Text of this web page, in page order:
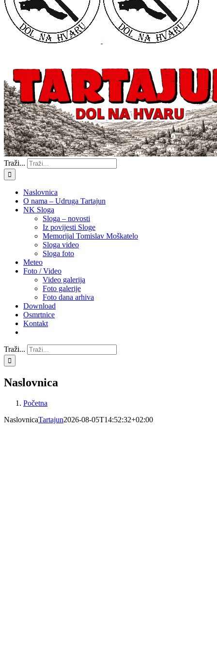
Traži...
Naslovnica
O nama – Udruga Tartajun
NK Sloga
Sloga – novosti
Iz povijesti Sloge
Memorijal Tomislav Moškatelo
Sloga video
Sloga foto
Meteo
Foto / Video
Video galerija
Foto galerije
Foto dana arhiva
Download
Osmrtnice
Kontakt
Traži...
Naslovnica
Početna
NaslovnicaTartajun2026-08-05T14:52:32+02:00